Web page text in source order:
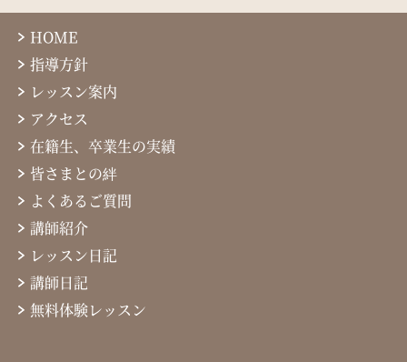
HOME
指導方針
レッスン案内
アクセス
在籍生、卒業生の実績
皆さまとの絆
よくあるご質問
講師紹介
レッスン日記
講師日記
無料体験レッスン